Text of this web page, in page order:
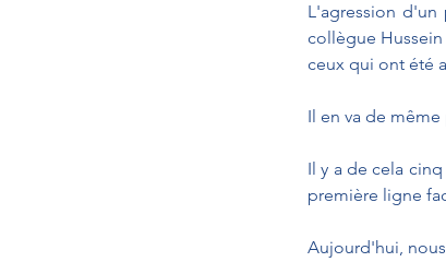
L'agression
collègue
ceux qui ont été
Il en va de
Il y a de cela
première ligne
Aujourd'hui,